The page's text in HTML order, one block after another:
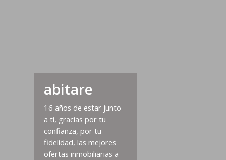
abitare
16 años de estar junto
a ti, gracias por tu
confianza, por tu
fidelidad, las mejores
ofertas inmobiliarias a